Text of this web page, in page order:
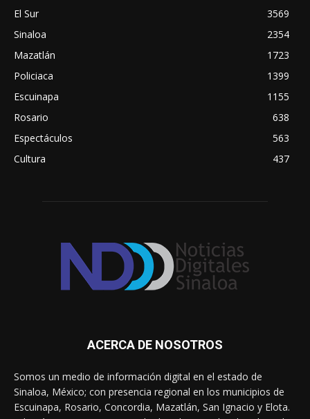
El Sur
3569
Sinaloa
2354
Mazatlán
1723
Policiaca
1399
Escuinapa
1155
Rosario
638
Espectáculos
563
Cultura
437
ACERCA DE NOSOTROS
Somos un medio de información digital en el estado de
Sinaloa, México; con presencia regional en los municipios de
Escuinapa, Rosario, Concordia, Mazatlán, San Ignacio y Elota.